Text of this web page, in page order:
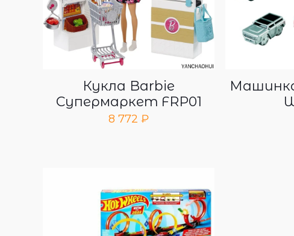
Кукла Barbie
Супермаркет FRP01
8 772 ₽